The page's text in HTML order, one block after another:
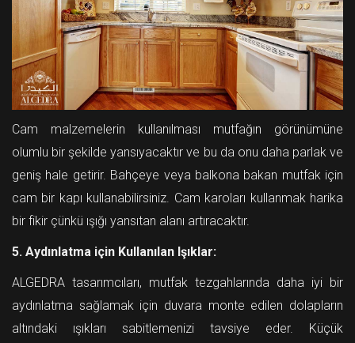
Cam malzemelerin kullanılması mutfağın görünümüne
olumlu bir şekilde yansıyacaktır ve bu da onu daha parlak ve
geniş hale getirir. Bahçeye veya balkona bakan mutfak için
cam bir kapı kullanabilirsiniz. Cam karoları kullanmak harika
bir fikir çünkü ışığı yansıtan alanı artıracaktır.
5. Aydınlatma için Kullanılan Işıklar:
ALGEDRA tasarımcıları, mutfak tezgahlarında daha iyi bir
aydınlatma sağlamak için duvara monte edilen dolapların
altındaki ışıkları sabitlemenizi tavsiye eder. Küçük